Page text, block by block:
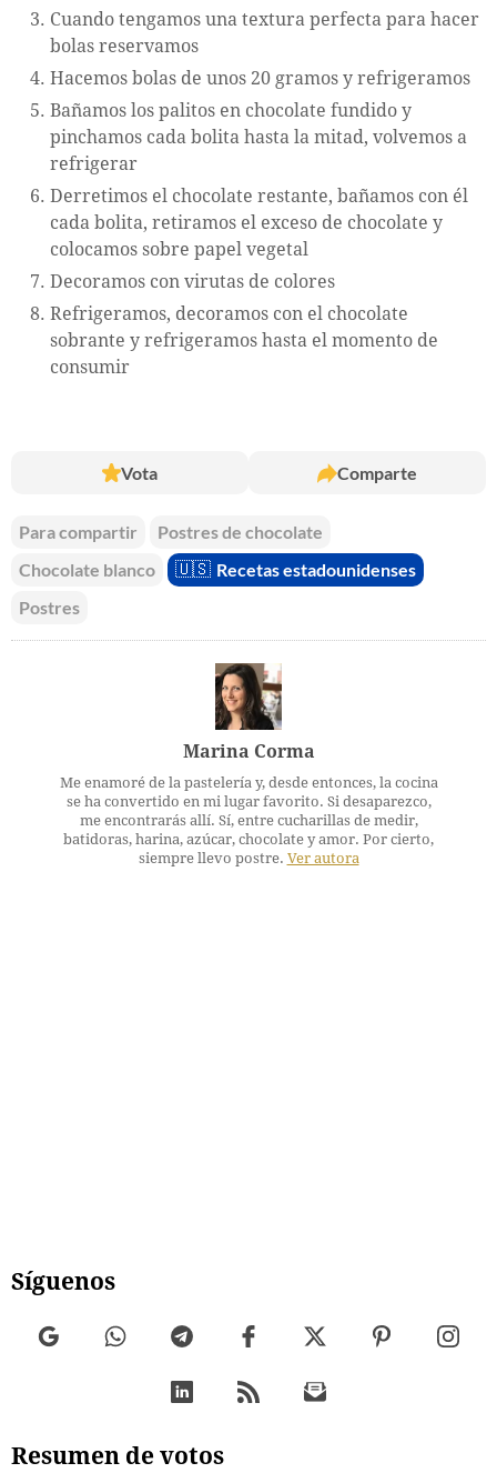
Cuando tengamos una textura perfecta para hacer
bolas reservamos
Hacemos bolas de unos 20 gramos y refrigeramos
Bañamos los palitos en chocolate fundido y
pinchamos cada bolita hasta la mitad, volvemos a
refrigerar
Derretimos el chocolate restante, bañamos con él
cada bolita, retiramos el exceso de chocolate y
colocamos sobre papel vegetal
Decoramos con virutas de colores
Refrigeramos, decoramos con el chocolate
sobrante y refrigeramos hasta el momento de
consumir
Vota Comparte
Para compartir
Postres de chocolate
Chocolate blanco
🇺🇸 Recetas estadounidenses
Postres
Marina Corma
Me enamoré de la pastelería y, desde entonces, la cocina
se ha convertido en mi lugar favorito. Si desaparezco,
me encontrarás allí. Sí, entre cucharillas de medir,
batidoras, harina, azúcar, chocolate y amor. Por cierto,
siempre llevo postre. Ver autora
Síguenos
Resumen de votos